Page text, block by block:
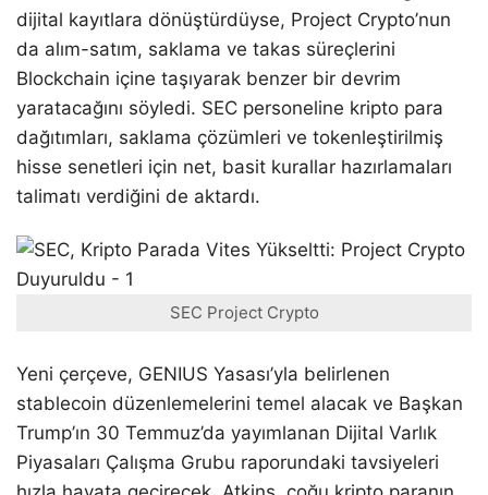
dijital kayıtlara dönüştürdüyse, Project Crypto’nun
da alım-satım, saklama ve takas süreçlerini
Blockchain içine taşıyarak benzer bir devrim
yaratacağını söyledi. SEC personeline kripto para
dağıtımları, saklama çözümleri ve tokenleştirilmiş
hisse senetleri için net, basit kurallar hazırlamaları
talimatı verdiğini de aktardı.
SEC Project Crypto
Yeni çerçeve, GENIUS Yasası’yla belirlenen
stablecoin düzenlemelerini temel alacak ve Başkan
Trump’ın 30 Temmuz’da yayımlanan Dijital Varlık
Piyasaları Çalışma Grubu raporundaki tavsiyeleri